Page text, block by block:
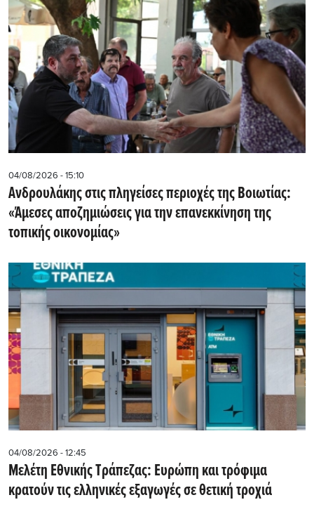
04/08/2026 - 15:10
Ανδρουλάκης στις πληγείσες περιοχές της Βοιωτίας:
«Άμεσες αποζημιώσεις για την επανεκκίνηση της
τοπικής οικονομίας»
04/08/2026 - 12:45
Μελέτη Εθνικής Τράπεζας: Ευρώπη και τρόφιμα
κρατούν τις ελληνικές εξαγωγές σε θετική τροχιά